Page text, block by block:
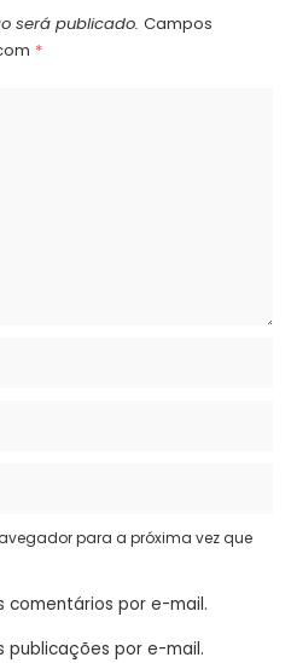
será publicado. Campos
*
para a próxima vez que
comentários por e-mail.
publicações por e-mail.